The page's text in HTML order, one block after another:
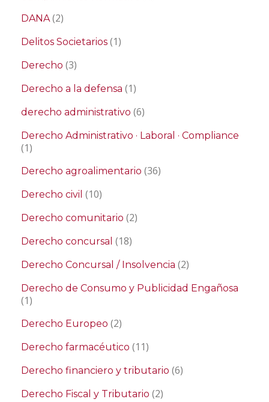
DANA(2)
Delitos Societarios (1)
Derecho (3)
Derecho a la defensa (1)
derecho administrativo (6)
Derecho Administrativo · Laboral · Compliance
(1)
Derecho agroalimentario (36)
Derecho civil (10)
Derecho comunitario (2)
Derecho concursal (18)
Derecho Concursal / Insolvencia (2)
Derecho de Consumo y Publicidad Engañosa
(1)
Derecho Europeo (2)
Derecho farmacéutico (11)
Derecho financiero y tributario (6)
Derecho Fiscal y Tributario (2)